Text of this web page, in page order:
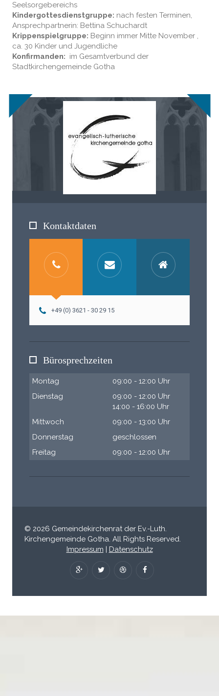
Seelsorgebereichs
Kindergottesdienstgruppe: nach festen Terminen,
Ansprechpartnerin: Bettina Schuchardt
Krippenspielgruppe: Beginn immer Mitte November ,
ca. 30 Kinder und Jugendliche
Konfirmanden: im Gesamtverbund der
Stadtkirchengemeinde Gotha
Kontaktdaten
+49 (0) 3621 - 30 29 15
Bürosprechzeiten
Montag
09:00 - 12:00 Uhr
Dienstag
09:00 - 12:00 Uhr
14:00 - 16:00 Uhr
Mittwoch
09:00 - 13:00 Uhr
Donnerstag
geschlossen
Freitag
09:00 - 12:00 Uhr
© 2026 Gemeindekirchenrat der Ev.-Luth.
Kirchengemeinde Gotha. All Rights Reserved.
Impressum | Datenschutz